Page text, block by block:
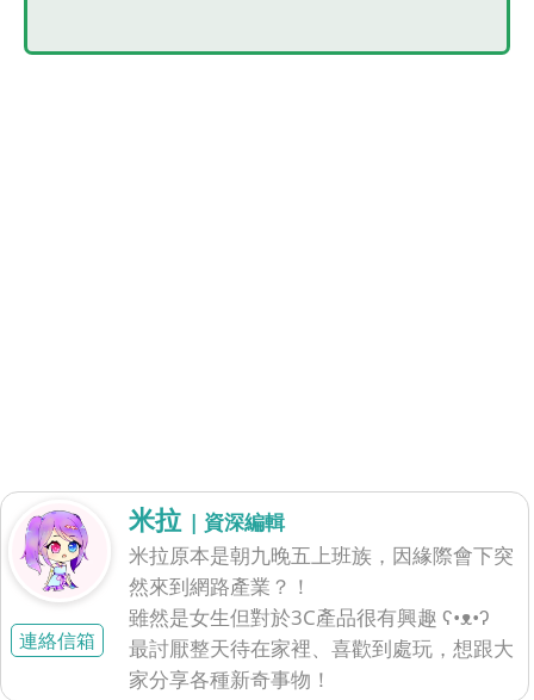
連絡信箱
米拉 | 資深編輯
米拉原本是朝九晚五上班族，因緣際會下突
然來到網路產業？！
雖然是女生但對於3C產品很有興趣 ʕ•ᴥ•ʔ
最討厭整天待在家裡、喜歡到處玩，想跟大
家分享各種新奇事物！